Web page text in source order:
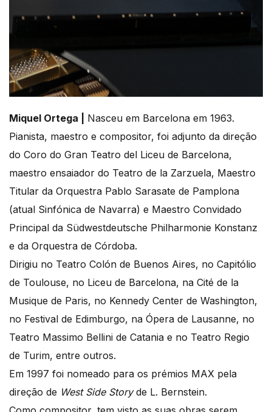
Miquel Ortega |
Nasceu em Barcelona em 1963.
Pianista, maestro e compositor, foi adjunto da direção
do Coro do Gran Teatro del Liceu de Barcelona,
maestro ensaiador do Teatro de la Zarzuela, Maestro
Titular da Orquestra Pablo Sarasate de Pamplona
(atual Sinfónica de Navarra) e Maestro Convidado
Principal da Südwestdeutsche Philharmonie Konstanz
e da Orquestra de Córdoba.
Dirigiu no Teatro Colón de Buenos Aires, no Capitólio
de Toulouse, no Liceu de Barcelona, na Cité de la
Musique de Paris, no Kennedy Center de Washington,
no Festival de Edimburgo, na Ópera de Lausanne, no
Teatro Massimo Bellini de Catania e no Teatro Regio
de Turim, entre outros.
Em 1997 foi nomeado para os prémios MAX pela
direção de West Side Storyde L. Bernstein.